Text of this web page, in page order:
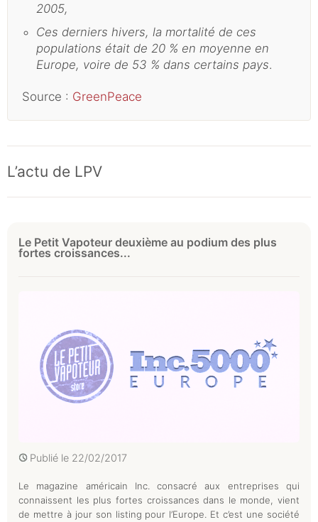
2005,
Ces derniers hivers, la mortalité de ces
populations était de 20 % en moyenne en
Europe, voire de 53 % dans certains pays.
Source : GreenPeace
L’actu de LPV
Le Petit Vapoteur deuxième au podium des plus
fortes croissances...
Publié le 22/02/2017
Le magazine américain Inc. consacré aux entreprises qui
connaissent les plus fortes croissances dans le monde, vient
de mettre à jour son listing pour l’Europe. Et c’est une société